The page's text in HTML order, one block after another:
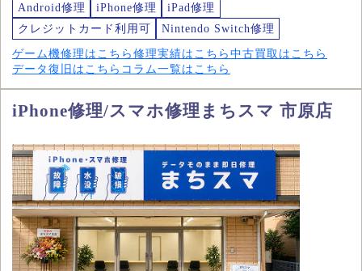
Android修理 iPhone修理
iPad修理
クレジットカード利用可
Nintendo Switch修理
ゲーム機修理はこちら 修理実績はこちら 中古買取はこちら
データ復旧はこちら コラム一覧はこちら
iPhone修理/スマホ修理まちスマ 市原店